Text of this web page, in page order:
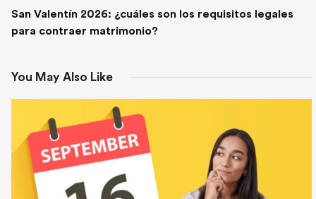
San Valentín 2026: ¿cuáles son los requisitos legales
para contraer matrimonio?
You May Also Like